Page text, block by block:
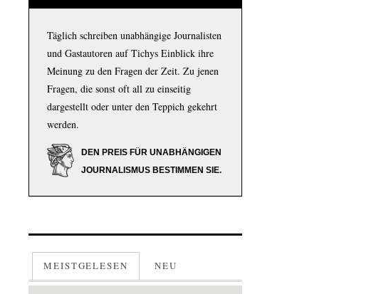
Täglich schreiben unabhängige Journalisten
und Gastautoren auf Tichys Einblick ihre
Meinung zu den Fragen der Zeit. Zu jenen
Fragen, die sonst oft all zu einseitig
dargestellt oder unter den Teppich gekehrt
werden.
DEN PREIS FÜR UNABHÄNGIGEN
JOURNALISMUS BESTIMMEN SIE.
MEISTGELESEN NEU